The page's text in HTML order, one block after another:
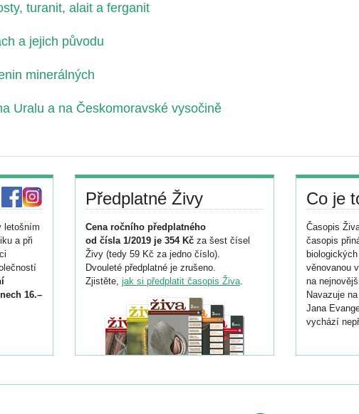
turanit, alait a ferganit
a jejich původu
minerálných
Uralu a na Českomoravské vysočině
letošním
a při
16.–
Předplatné Živy
Cena ročního předplatného
od čísla 1/2019 je 354 Kč za šest čísel
Živy (tedy 59 Kč za jedno číslo).
Dvouleté předplatné je zrušeno.
Zjistěte, jak si předplatit časopis Živa.
Co je
Časopis
časopis
věnovanou
na
Navazuje
Jana
vychází